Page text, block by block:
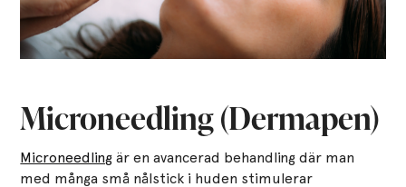
Microneedling (Dermapen)
Microneedling är en avancerad behandling där man
med många små nålstick i huden stimulerar